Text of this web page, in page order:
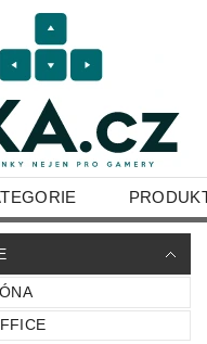
PODMÍNKY